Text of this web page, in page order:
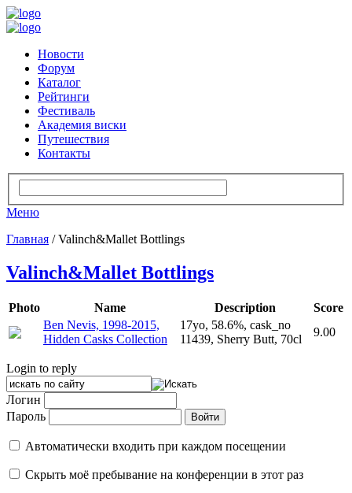
Новости
Форум
Каталог
Рейтинги
Фестиваль
Академия виски
Путешествия
Контакты
Меню
Главная / Valinch&Mallet Bottlings
Valinch&Mallet Bottlings
Photo Name Description
Score
Ben Nevis, 1998-2015,
Hidden Casks Collection
17yo, 58.6%, cask_no
11439, Sherry Butt, 70cl
9.00
Login to reply
Логин
Пароль
Автоматически входить при каждом посещении
Скрыть моё пребывание на конференции в этот раз